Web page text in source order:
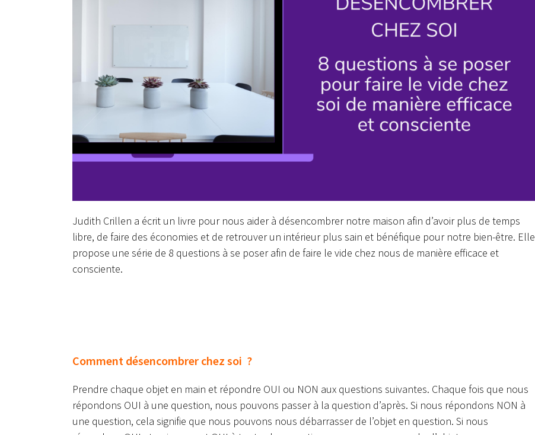
Judith Crillen a écrit un livre pour nous aider à désencombrer notre maison afin d’avoir plus de temps
libre, de faire des économies et de retrouver un intérieur plus sain et bénéfique pour notre bien-être. Elle
propose une série de 8 questions à se poser afin de faire le vide chez nous de manière efficace et
consciente.
Comment désencombrer chez soi ?
Prendre chaque objet en main et répondre OUI ou NON aux questions suivantes. Chaque fois que nous
répondons OUI à une question, nous pouvons passer à la question d’après. Si nous répondons NON à
une question, cela signifie que nous pouvons nous débarrasser de l’objet en question. Si nous